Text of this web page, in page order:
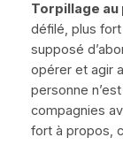
Torpillage au
défilé, plus fort
supposé
opérer et agir
personne
compagnies
fort à propos,